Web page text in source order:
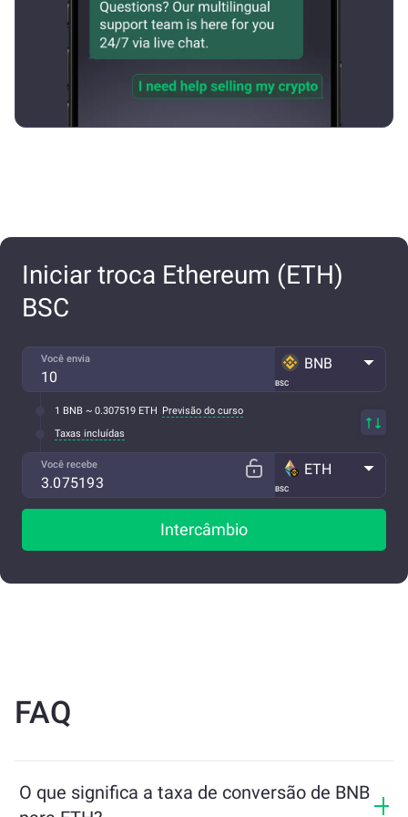
Iniciar troca Ethereum (ETH)
BSC
Você envia
BSC
BNB
1 BNB ~ 0.307519 ETH Previsão do curso
Taxas incluídas
Você recebe
BSC
ETH
Intercâmbio
FAQ
O que significa a taxa de conversão de BNB